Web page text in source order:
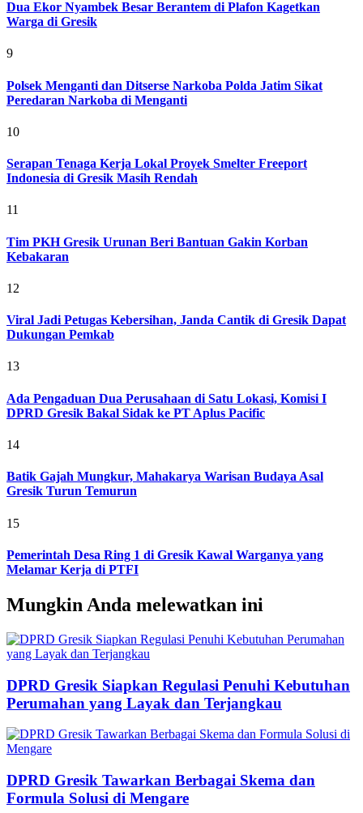
Dua Ekor Nyambek Besar Berantem di Plafon Kagetkan
Warga di Gresik
9
Polsek Menganti dan Ditserse Narkoba Polda Jatim Sikat
Peredaran Narkoba di Menganti
10
Serapan Tenaga Kerja Lokal Proyek Smelter Freeport
Indonesia di Gresik Masih Rendah
11
Tim PKH Gresik Urunan Beri Bantuan Gakin Korban
Kebakaran
12
Viral Jadi Petugas Kebersihan, Janda Cantik di Gresik Dapat
Dukungan Pemkab
13
Ada Pengaduan Dua Perusahaan di Satu Lokasi, Komisi I
DPRD Gresik Bakal Sidak ke PT Aplus Pacific
14
Batik Gajah Mungkur, Mahakarya Warisan Budaya Asal
Gresik Turun Temurun
15
Pemerintah Desa Ring 1 di Gresik Kawal Warganya yang
Melamar Kerja di PTFI
Mungkin Anda melewatkan ini
DPRD Gresik Siapkan Regulasi Penuhi Kebutuhan
Perumahan yang Layak dan Terjangkau
DPRD Gresik Tawarkan Berbagai Skema dan
Formula Solusi di Mengare